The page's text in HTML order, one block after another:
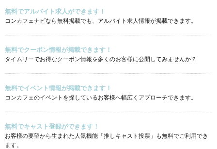
無料でアルバイト求人ができます！
コンカフェナビなら無料掲載でも、アルバイト求人情報が掲載できます。
無料でクーポン情報が掲載できます！
タイムリーでお得なクーポン情報を多くのお客様に公開してみませんか？
無料でイベント情報が掲載できます！
コンカフェのイベントを探しているお客様へ幅広くアプローチできます。
無料でキャスト登録ができます！
お客様の要望から生まれた人気機能「推しキャスト投票」も無料でご利用でき
ます。